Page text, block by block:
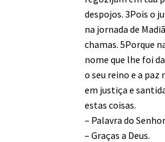
despojos. 3Pois o
na jornada de
chamas. 5Porque
nome que lhe foi
o seu reino e a
em justiça e
estas coisas.
– Palavra do
– Graças a Deus.